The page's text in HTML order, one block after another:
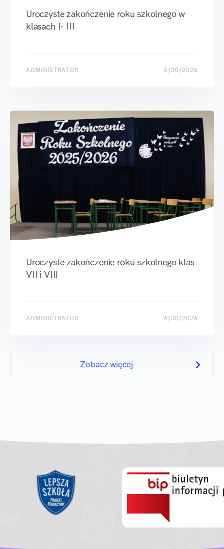
Uroczyste zakończenie roku szkolnego w
klasach I- III
ADMINISTRATOR 6/30/2026
Uroczyste zakończenie roku szkolnego klas
VII i VIII
ADMINISTRATOR 6/30/2026
Zobacz więcej